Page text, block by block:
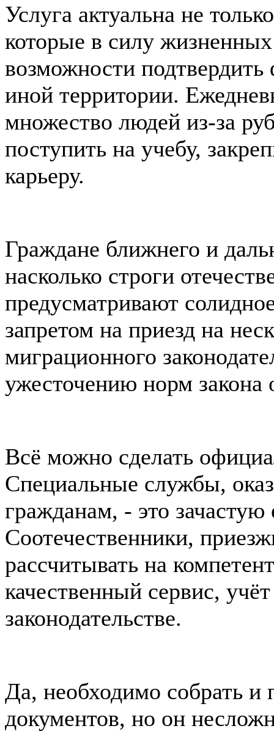
Услуга актуальна не
которые в силу
возможности
иной территории.
множество людей из-за
поступить на учебу,
карьеру.
Граждане ближнего и
насколько строги
предусматривают
запретом на приезд на
миграционного
ужесточению норм закона
Всё можно сделать
Специальные службы,
гражданам, - это
Соотечественники,
рассчитывать на
качественный сервис,
законодательстве.
Да, необходимо собрать и
документов, но он